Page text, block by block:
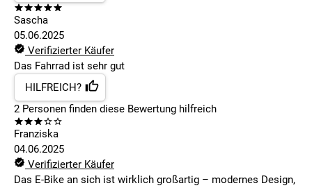
Sascha
05.06.2025
Verifizierter Käufer
Das Fahrrad ist sehr gut
HILFREICH?
2 Personen finden diese Bewertung hilfreich
Franziska
04.06.2025
Verifizierter Käufer
Das E-Bike an sich ist wirklich großartig – modernes Design,